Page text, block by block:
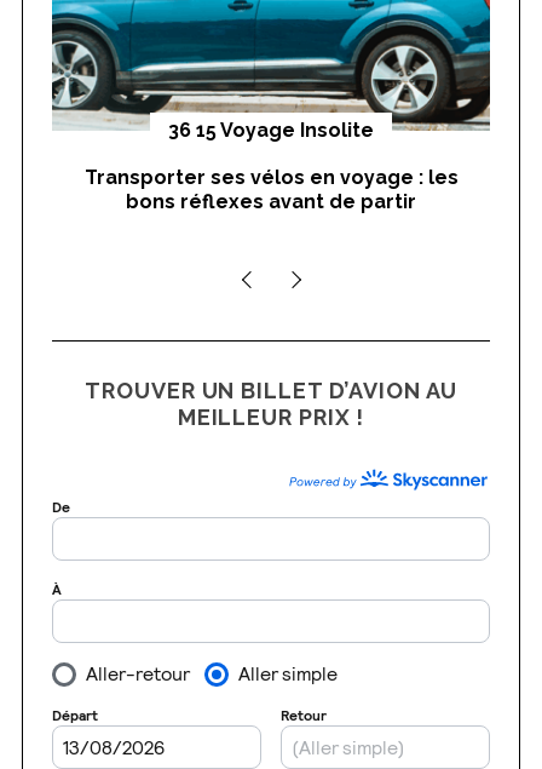
36 15 Voyage Insolite
Transporter ses vélos en voyage : les
bons réflexes avant de partir
TROUVER UN BILLET D’AVION AU
MEILLEUR PRIX !
e
r
f
o
: